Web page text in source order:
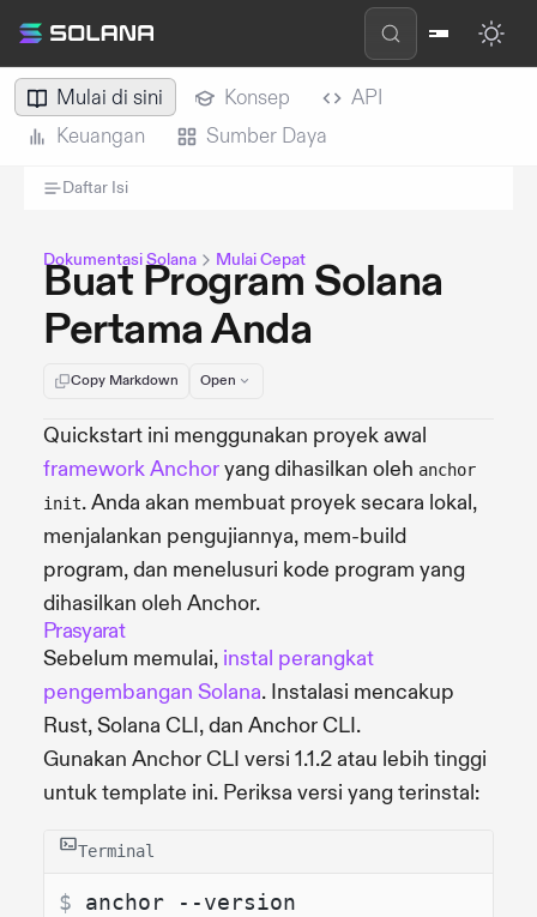
Mulai di sini Konsep
API
Keuangan
Sumber Daya
Daftar Isi
Dokumentasi Solana Mulai Cepat
Buat Program Solana
Pertama Anda
Copy Markdown Open
Quickstart ini menggunakan proyek awal
framework Anchoryang dihasilkan oleh anchor
init. Anda akan membuat proyek secara lokal,
menjalankan pengujiannya, mem-build
program, dan menelusuri kode program yang
dihasilkan oleh Anchor.
Prasyarat
Sebelum memulai, instal perangkat
pengembangan Solana. Instalasi mencakup
Rust, Solana CLI, dan Anchor CLI.
Gunakan Anchor CLI versi 1.1.2 atau lebih tinggi
untuk template ini. Periksa versi yang terinstal:
Terminal
$ anchor --version